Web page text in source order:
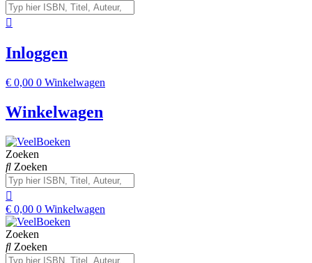
Inloggen
€ 0,00 0 Winkelwagen
Winkelwagen
Zoeken
Zoeken
€ 0,00 0 Winkelwagen
Zoeken
Zoeken